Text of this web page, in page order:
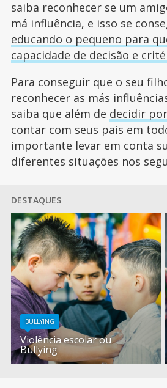
saiba reconhecer se um
má influência, e isso se
educando o pequeno para
capacidade de decisão e
Para conseguir que o seu
reconhecer as más
saiba que além de decidir
contar com seus pais em
importante levar em conta
diferentes situações nos
DESTAQUES
BULLYING
Violência escolar ou
Bullying